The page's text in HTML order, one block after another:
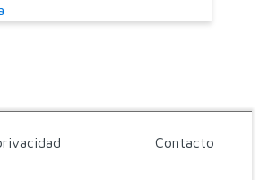
Contacto